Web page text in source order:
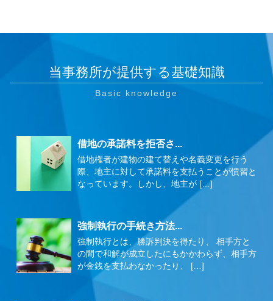
当事務所が提供する基礎知識
借地の承諾料を拒否さ...
借地権者が建物の建て替えや名義変更を行う
際、地主に対して承諾料を支払うことが慣習と
なっています。しかし、地主が […]
強制執行の手続き方法...
強制執行とは、勝訴判決を得たり、 相手方と
の間で和解が成立したにもかかわらず、相手方
が金銭を支払わなかったり、 […]